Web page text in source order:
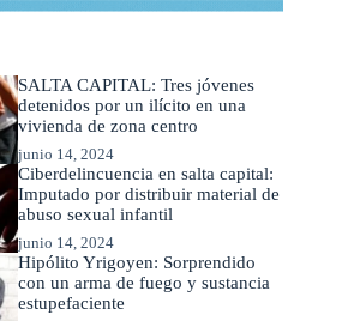
SALTA CAPITAL: Tres jóvenes
detenidos por un ilícito en una
vivienda de zona centro
junio 14, 2024
Ciberdelincuencia en salta capital:
Imputado por distribuir material de
abuso sexual infantil
junio 14, 2024
Hipólito Yrigoyen: Sorprendido
con un arma de fuego y sustancia
estupefaciente